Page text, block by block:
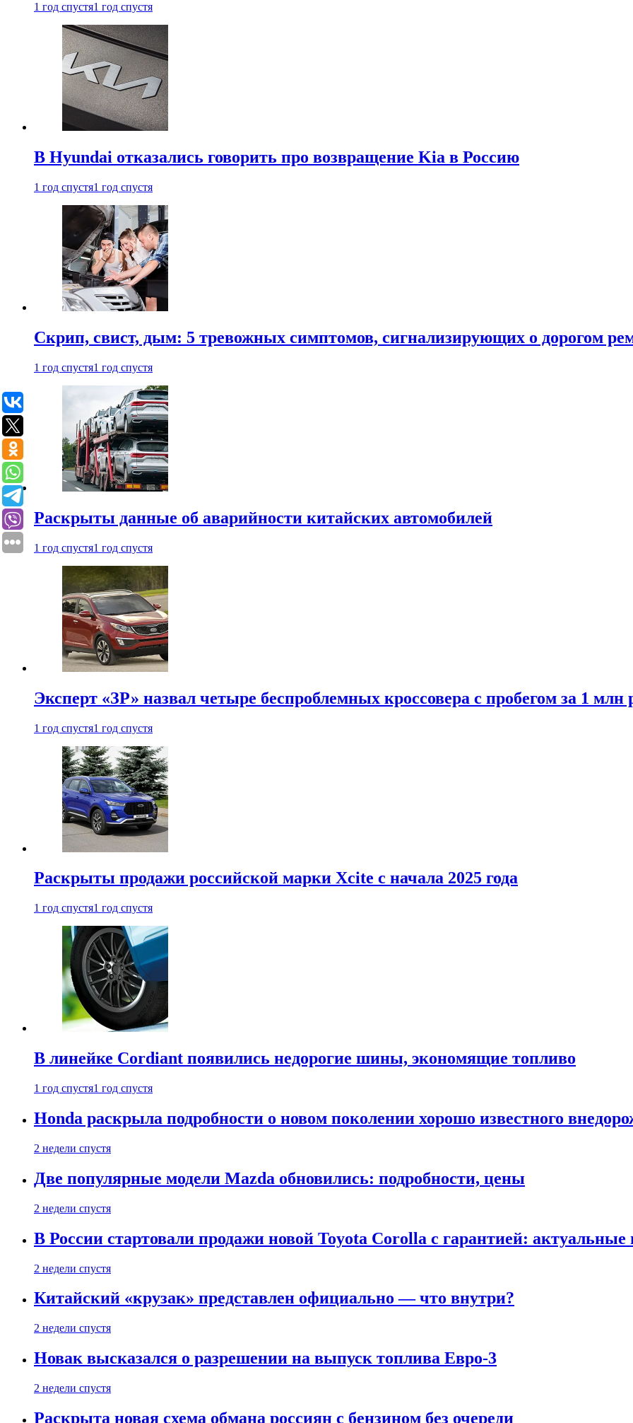
1 год спустя1 год спустя
В Hyundai отказались говорить про возвращение Kia в Россию
1 год спустя1 год спустя
Скрип, свист, дым: 5 тревожных симптомов, сигнализирующих о дорогом
1 год спустя1 год спустя
Раскрыты данные об аварийности китайских автомобилей
1 год спустя1 год спустя
Эксперт «ЗР» назвал четыре беспроблемных кроссовера с пробегом за 1 млн
1 год спустя1 год спустя
Раскрыты продажи российской марки Xcite с начала 2025 года
1 год спустя1 год спустя
В линейке Cordiant появились недорогие шины, экономящие топливо
1 год спустя1 год спустя
Honda раскрыла подробности о новом поколении хорошо известного
2 недели спустя
Две популярные модели Mazda обновились: подробности, цены
2 недели спустя
В России стартовали продажи новой Toyota Corolla с гарантией:
2 недели спустя
Китайский «крузак» представлен официально — что внутри?
2 недели спустя
Новак высказался о разрешении на выпуск топлива Евро-3
2 недели спустя
Раскрыта новая схема обмана россиян с бензином без очереди